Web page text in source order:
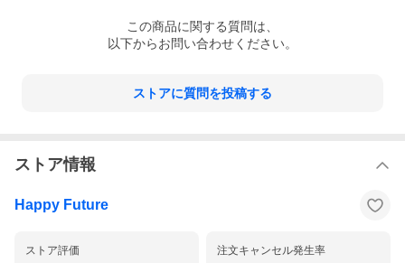
この商品に関する質問は、
以下からお問い合わせください。
ストアに質問を投稿する
ストア情報
Happy Future
ストア評価 注文キャンセル発生率